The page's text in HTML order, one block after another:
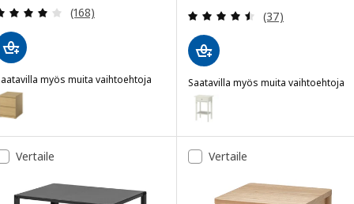
Arvio: 4.1 / 5 tähteä. Arvostelut yhteensä:
(168)
myös muita vaihtoehtoja
STORKLINTA, Lipasto, 2 laatikkoa, tammikuvio/ja 2
Arvio: 4.5 / 5
(37)
Saatavilla myös muita vaihtoehtoja
BLÄSTÅSEN
Vaihtoehto: BLÄSTÅSEN,
Vaihtoehto: BLÄSTÅSEN,
Vertaile
Vertaile